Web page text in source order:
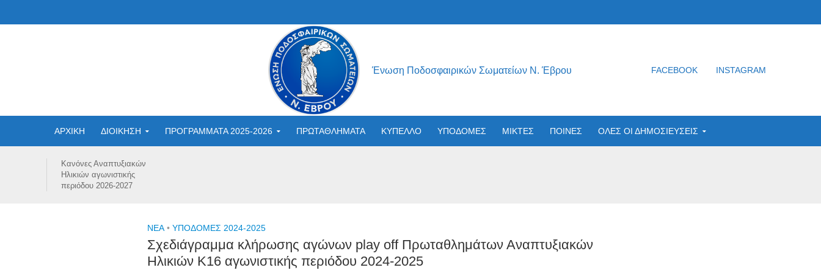
Ένωση Ποδοσφαιρικών Σωματείων Ν. Έβρου FACEBOOK INSTAGRAM
ΑΡΧΙΚΗ ΔΙΟΙΚΗΣΗ ΠΡΟΓΡΑΜΜΑΤΑ 2025-2026 ΠΡΩΤΑΘΛΗΜΑΤΑ ΚΥΠΕΛΛΟ ΥΠΟΔΟΜΕΣ ΜΙΚΤΕΣ ΠΟΙΝΕΣ ΟΛΕΣ ΟΙ ΔΗΜΟΣΙΕΥΣΕΙΣ
Κανόνες Αναπτυξιακών
Ηλικιών αγωνιστικής
περιόδου 2026-2027
NEA • ΥΠΟΔΟΜΕΣ 2024-2025
Σχεδιάγραμμα κλήρωσης αγώνων play off Πρωταθλημάτων Αναπτυξιακών
Ηλικιών Κ16 αγωνιστικής περιόδου 2024-2025